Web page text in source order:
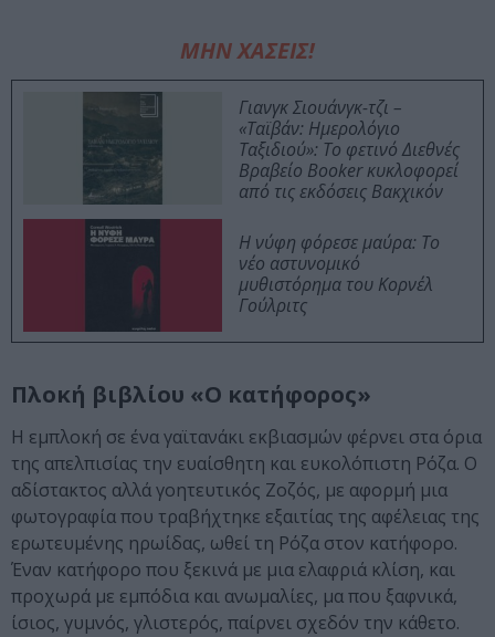
ΜΗΝ ΧΑΣΕΙΣ!
Γιανγκ Σιουάνγκ-τζι –
«Ταϊβάν: Ημερολόγιο
Ταξιδιού»: Το φετινό Διεθνές
Βραβείο Booker κυκλοφορεί
από τις εκδόσεις Βακχικόν
Η νύφη φόρεσε μαύρα: Το
νέο αστυνομικό
μυθιστόρημα του Κορνέλ
Γούλριτς
Πλοκή βιβλίου «Ο κατήφορος»
Η εμπλοκή σε ένα γαϊτανάκι εκβιασμών φέρνει στα όρια
της απελπισίας την ευαίσθητη και ευκολόπιστη Ρόζα. Ο
αδίστακτος αλλά γοητευτικός Ζοζός, με αφορμή μια
φωτογραφία που τραβήχτηκε εξαιτίας της αφέλειας της
ερωτευμένης ηρωίδας, ωθεί τη Ρόζα στον κατήφορο.
Έναν κατήφορο που ξεκινά με μια ελαφριά κλίση, και
προχωρά με εμπόδια και ανωμαλίες, μα που ξαφνικά,
ίσιος, γυμνός, γλιστερός, παίρνει σχεδόν την κάθετο.